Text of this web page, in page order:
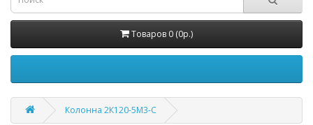
Товаров 0 (0р.)
Колонна 2К120-5М3-C